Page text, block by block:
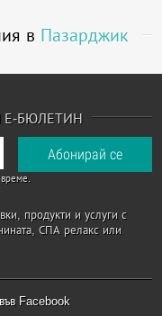
в Пазарджик
Е-БЮЛЕТИН
продукти и услуги с
СПА релакс или
Facebook